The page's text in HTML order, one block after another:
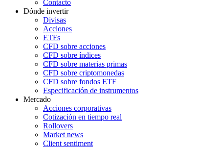
Contacto
Dónde invertir
Divisas
Acciones
ETFs
CFD sobre acciones
CFD sobre índices
CFD sobre materias primas
CFD sobre criptomonedas
CFD sobre fondos ETF
Especificación de instrumentos
Mercado
Acciones corporativas
Cotización en tiempo real
Rollovers
Market news
Client sentiment